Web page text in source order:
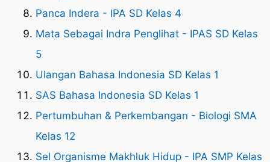
Panca Indera - IPA SD Kelas 4
Mata Sebagai Indra Penglihat - IPAS SD Kelas
5
Ulangan Bahasa Indonesia SD Kelas 1
SAS Bahasa Indonesia SD Kelas 1
Pertumbuhan & Perkembangan - Biologi SMA
Kelas 12
Sel Organisme Makhluk Hidup - IPA SMP Kelas